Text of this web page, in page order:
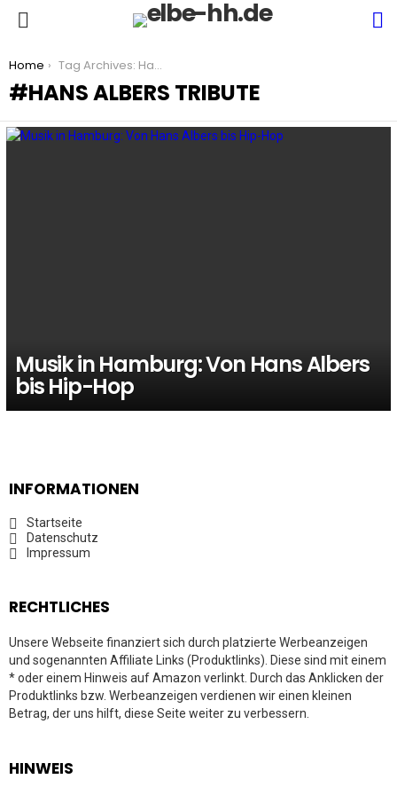
You are here:
Home Tag Archives: Hans Albers Tribute
HANS ALBERS TRIBUTE
Musik in Hamburg: Von Hans Albers
bis Hip-Hop
INFORMATIONEN
Startseite
Datenschutz
Impressum
RECHTLICHES
Unsere Webseite finanziert sich durch platzierte Werbeanzeigen
und sogenannten Affiliate Links (Produktlinks). Diese sind mit einem
* oder einem Hinweis auf Amazon verlinkt. Durch das Anklicken der
Produktlinks bzw. Werbeanzeigen verdienen wir einen kleinen
Betrag, der uns hilft, diese Seite weiter zu verbessern.
HINWEIS